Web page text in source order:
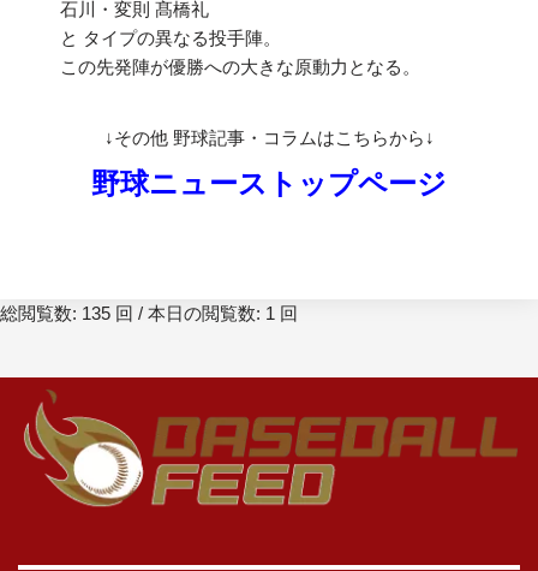
石川・変則 髙橋礼
と タイプの異なる投手陣。
この先発陣が優勝への大きな原動力となる。
↓その他 野球記事・コラムはこちらから↓
野球ニューストップページ
総閲覧数: 135 回 / 本日の閲覧数: 1 回